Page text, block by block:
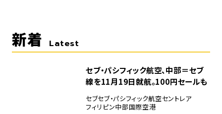
新着 Latest
セブ・パシフィック航空、中部＝セブ
線を11月19日就航。100円セールも
セブセブ・パシフィック航空セントレア
フィリピン中部国際空港